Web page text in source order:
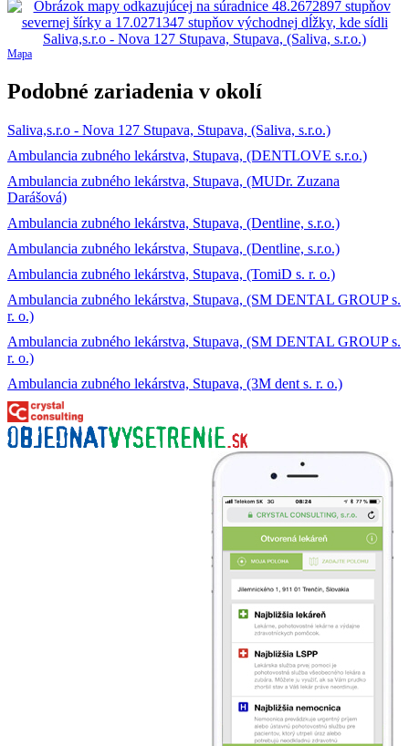
Mapa
Podobné zariadenia v okolí
Saliva,s.r.o - Nova 127 Stupava, Stupava, (Saliva, s.r.o.)
Ambulancia zubného lekárstva, Stupava, (DENTLOVE s.r.o.)
Ambulancia zubného lekárstva, Stupava, (MUDr. Zuzana
Darášová)
Ambulancia zubného lekárstva, Stupava, (Dentline, s.r.o.)
Ambulancia zubného lekárstva, Stupava, (Dentline, s.r.o.)
Ambulancia zubného lekárstva, Stupava, (TomiD s. r. o.)
Ambulancia zubného lekárstva, Stupava, (SM DENTAL GROUP s.
r. o.)
Ambulancia zubného lekárstva, Stupava, (SM DENTAL GROUP s.
r. o.)
Ambulancia zubného lekárstva, Stupava, (3M dent s. r. o.)